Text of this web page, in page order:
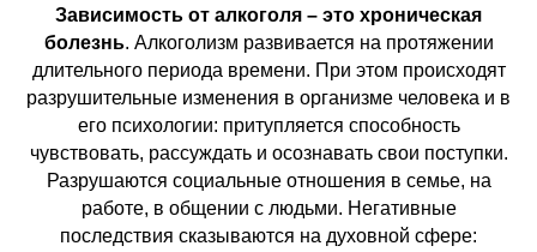
Зависимость от алкоголя – это хроническая
болезнь. Алкоголизм развивается на протяжении
длительного периода времени. При этом происходят
разрушительные изменения в организме человека и в
его психологии: притупляется способность
чувствовать, рассуждать и осознавать свои поступки.
Разрушаются социальные отношения в семье, на
работе, в общении с людьми. Негативные
последствия сказываются на духовной сфере: